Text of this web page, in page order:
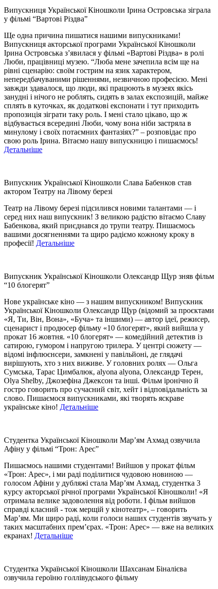
Випускниця Української Кіношколи Ірина Островська зіграла
у фільмі “Вартові Різдва”
Ще одна причина пишатися нашими випускниками!
Випускниця акторської програми Української Кіношколи
Ірина Островська з’явилася у фільмі «Вартові Різдва» в ролі
Люби, працівниці музею. “Люба мене зачепила всім ще на
рівні сценарію: своїм гострим на язик характером,
непередбачуваними рішеннями, незвичною професією. Мені
завжди здавалося, що люди, які працюють в музеях якісь
занудні і нічого не роблять, сидять в залах експозицій, майже
сплять в куточках, як додаткові експонати і тут приходить
пропозиція зіграти таку роль. І мені стало цікаво, що ж
відбувається всередині Люби, чому вона ніби застряла в
минулому і своїх потаємних фантазіях?” – розповідає про
свою роль Ірина. Вітаємо нашу випускницю і пишаємось!
Детальніше
Випускник Української Кіношколи Слава Бабенков став
актором Театру на Лівому березі
Театр на Лівому березі підсилився новими талантами — і
серед них наш випускник! З великою радістю вітаємо Славу
Бабенкова, який приєднався до трупи театру. Пишаємось
вашими досягненнями та щиро радіємо кожному кроку в
професії! Детальніше
Випускник Української Кіношколи Олександр Щур зняв фільм
“10 блогерят”
Нове українське кіно — з нашим випускником! Випускник
Української Кіношколи Олександр Щур (відомий за проєктами
«Я, Ти, Він, Вона», «Буча» та іншими) — автор ідеї, режисер,
сценарист і продюсер фільму «10 блогерят», який вийшла у
прокат 16 жовтня. «10 блогерят» — комедійний детектив із
сатирою, гумором і напругою трилера. У центрі сюжету —
відомі інфлюєнсери, замкнені у павільйоні, де глядачі
вирішують, хто з них виживе. У головних ролях — Ольга
Сумська, Тарас Цимбалюк, alyona alyona, Олександр Терен,
Olya Shelby, Джозефіна Джексон та інші. Фільм іронічно й
гостро говорить про сучасний світ, хейт і відповідальність за
слово. Пишаємося випускниками, які творять яскраве
українське кіно! Детальніше
Студентка Української Кіношколи Мар’ям Ахмад озвучила
Афіну у фільмі “Трон: Арес”
Пишаємось нашими студентами! Вийшов у прокат фільм
«Трон: Арес», і ми раді поділитися чудовою новиною —
голосом Афіни у дубляжі стала Марʼям Ахмад, студентка 3
курсу акторської річної програми Української Кіношколи! «Я
отримала велике задоволення від роботи. І фільм вийшов
справді класний - тож мерщій у кінотеатр», – говорить
Мар’ям. Ми щиро раді, коли голоси наших студентів звучать у
таких масштабних прем’єрах. «Трон: Арес» — вже на великих
екранах! Детальніше
Студентка Української Кіношколи Шахсанам Біналієва
озвучила героїню голлівудського фільму